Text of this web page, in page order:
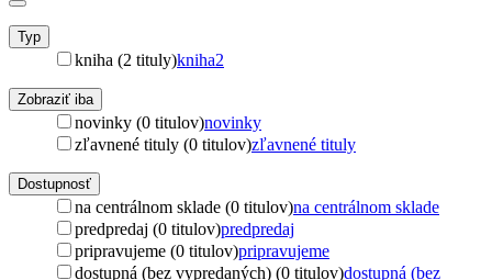
Typ
kniha (2 tituly)kniha2
Zobraziť iba
novinky (0 titulov)novinky
zľavnené tituly (0 titulov)zľavnené tituly
Dostupnosť
na centrálnom sklade (0 titulov)na centrálnom sklade
predpredaj (0 titulov)predpredaj
pripravujeme (0 titulov)pripravujeme
dostupná (bez vypredaných) (0 titulov)dostupná (bez